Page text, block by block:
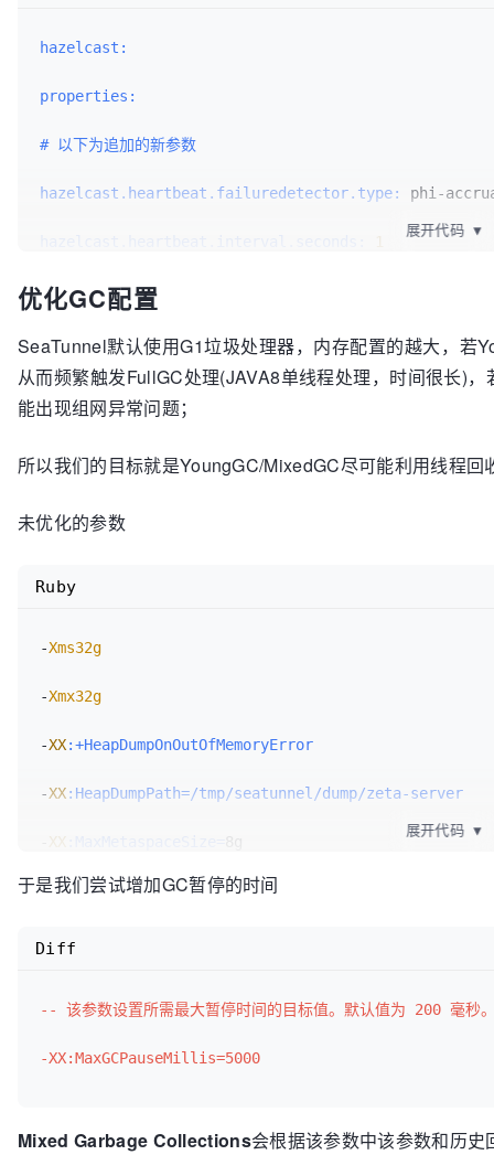
hazelcast:
properties:
# 以下为追加的新参数
hazelcast.heartbeat.failuredetector.type: phi-
1
hazelcast.max.no.heartbeat.seconds:
展开代码 ▼
优化GC配置
SeaTunnel默认使用G1垃圾处理器，内存配置的越大，若
从而频繁触发FullGC处理(JAVA8单线程处理，时间很长)
能出现组网异常问题；
所以我们的目标就是YoungGC/MixedGC尽可能利用线程回
未优化的参数
-Xms32g
-Xmx32g
-XX:+HeapDumpOnOutOfMemoryError
-XX:HeapDumpPath=/tmp/seatunnel/dump/zeta-server
XX
-XX:+UseG1GC
- XX :+PrintGCDetails
Ruby
展开代码 ▼
于是我们尝试增加GC暂停的时间
-- 该参数设置所需最大暂停时间的目标值。默认值为 200 毫秒
-XX:MaxGCPauseMillis=5000
Diff
Mixed Garbage Collections会根据该参数中该参数和历